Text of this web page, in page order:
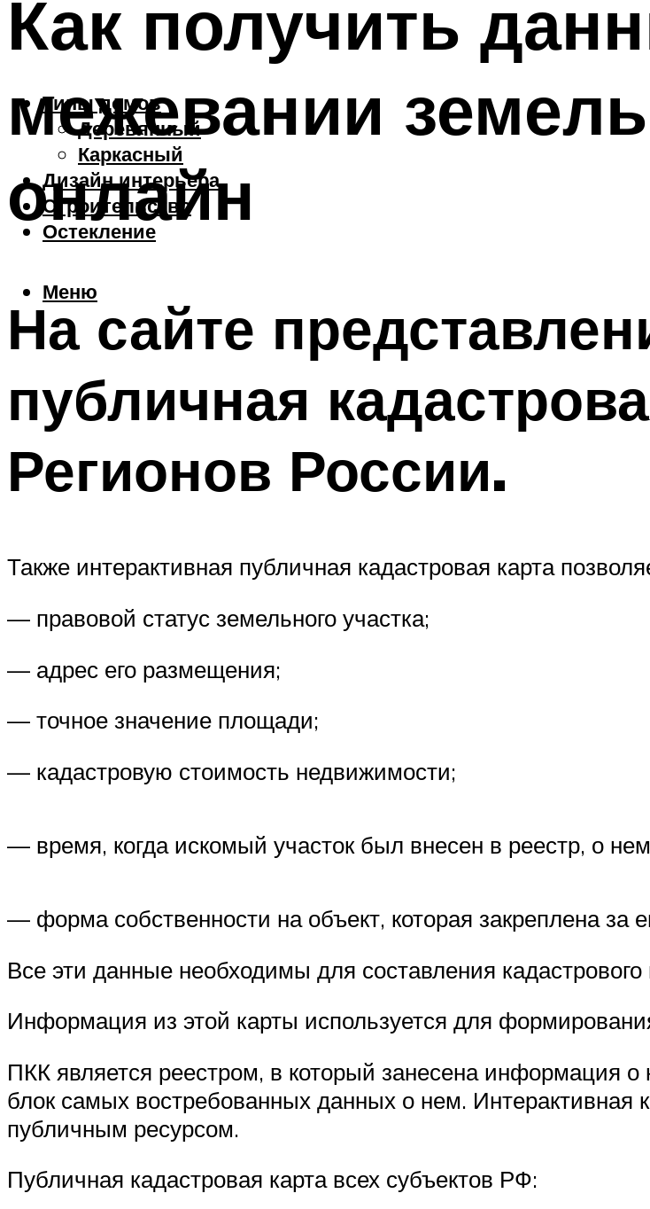
Типы домов
Деревянный
Каркасный
Дизайн интерьера
Строительство
Остекление
Меню
Как получить
межевании
онлайн
На сайте
публичная
Регионов России.
Также интерактивная публичная кадастровая карта
— правовой статус земельного участка;
— адрес его размещения;
— точное значение площади;
— кадастровую стоимость недвижимости;
— время, когда искомый участок был внесен в реестр, о
— форма собственности на объект, которая закреплена за
Все эти данные необходимы для составления
Информация из этой карты используется для
ПКК является реестром, в который занесена информация о
блок самых востребованных данных о нем. Интерактивная
публичным ресурсом.
Публичная кадастровая карта всех субъектов РФ: